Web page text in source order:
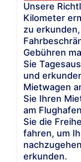
Unsere
Kilometer
zu
Gebühren
Sie
und
Mietwagen
Sie Ihren
am
Sie die
fahren, um
erkunden.